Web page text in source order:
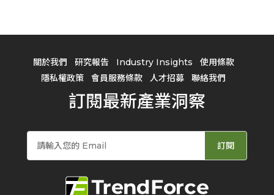
關於我們 研究報告 Industry Insights
使用條款
隱私權政策
會員服務條款 人才招募 聯絡我們
訂閱最新產業洞察
訂閱